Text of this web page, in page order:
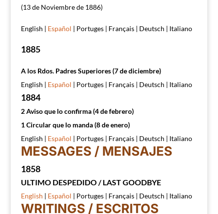
(13 de Noviembre de 1886)
English | Español | Portuges | Français | Deutsch | Italiano
1885
A los Rdos. Padres Superiores (7 de diciembre)
English | Español | Portuges | Français | Deutsch | Italiano
1884
2 Aviso que lo confirma (4 de febrero)
1 Circular que lo manda (8 de enero)
English | Español | Portuges | Français | Deutsch | Italiano
MESSAGES / MENSAJES
1858
ULTIMO DESPEDIDO / LAST GOODBYE
English | Español | Portuges | Français | Deutsch | Italiano
WRITINGS / ESCRITOS